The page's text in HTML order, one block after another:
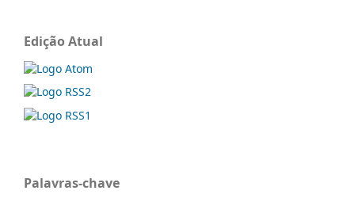
Edição Atual
Palavras-chave